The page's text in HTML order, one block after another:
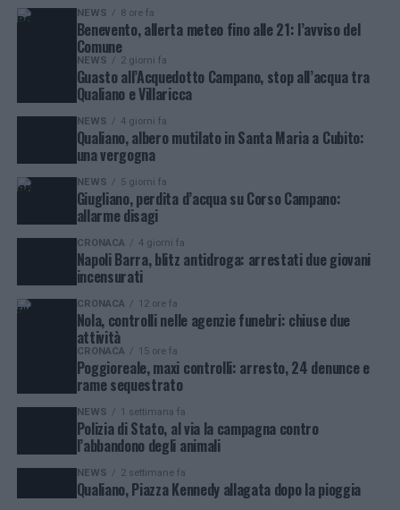
NEWS 8 ore fa
Benevento, allerta meteo fino alle 21: l’avviso del
Comune
NEWS 2 giorni fa
Guasto all’Acquedotto Campano, stop all’acqua tra
Qualiano e Villaricca
NEWS 4 giorni fa
Qualiano, albero mutilato in Santa Maria a Cubito:
una vergogna
NEWS 5 giorni fa
Giugliano, perdita d’acqua su Corso Campano:
allarme disagi
CRONACA 4 giorni fa
Napoli Barra, blitz antidroga: arrestati due giovani
incensurati
CRONACA 12 ore fa
Nola, controlli nelle agenzie funebri: chiuse due
attività
CRONACA 15 ore fa
Poggioreale, maxi controlli: arresto, 24 denunce e
rame sequestrato
NEWS 1 settimana fa
Polizia di Stato, al via la campagna contro
l’abbandono degli animali
NEWS 2 settimane fa
Qualiano, Piazza Kennedy allagata dopo la pioggia